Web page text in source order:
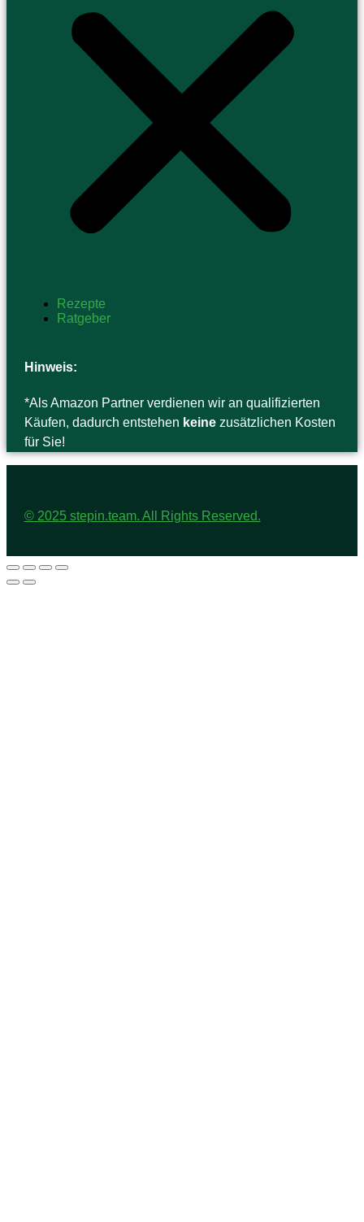
Rezepte
Ratgeber
Hinweis:
*Als Amazon Partner verdienen wir an qualifizierten
Käufen, dadurch entstehen keinezusätzlichen Kosten
für Sie!
© 2025 stepin.team. All Rights Reserved.